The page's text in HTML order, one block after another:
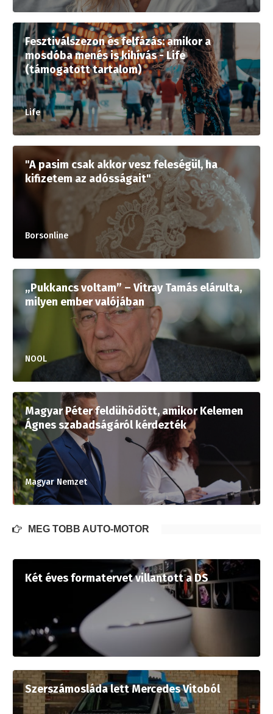
Fesztiválszezon és felfázás: amikor a
mosdóba menés is kihívás - Life
(támogatott tartalom)
Life
"A pasim csak akkor vesz feleségül, ha
kifizetem az adósságait"
Borsonline
„Pukkancs voltam” – Vitray Tamás elárulta,
milyen ember valójában
NOOL
Magyar Péter feldühödött, amikor Kelemen
Ágnes szabadságáról kérdezték
Magyar Nemzet
MÉG TÖBB AUTÓ-MOTOR
Két éves formatervet villantott a DS
Szerszámosláda lett Mercedes Vitoból